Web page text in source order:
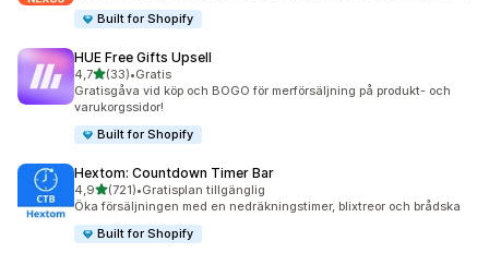
Built for Shopify
HUE Free Gifts Upsell
4,7av 5 stjärnor
(33)
33 recensioner totalt
•Gratis
Gratisgåva vid köp och BOGO för merförsäljning på produkt- och
varukorgssidor!
Built for Shopify
Hextom: Countdown Timer Bar
4,9av 5 stjärnor
(721)
721 recensioner totalt
•Gratisplan tillgänglig
Öka försäljningen med en nedräkningstimer, blixtreor och brådska
Built for Shopify